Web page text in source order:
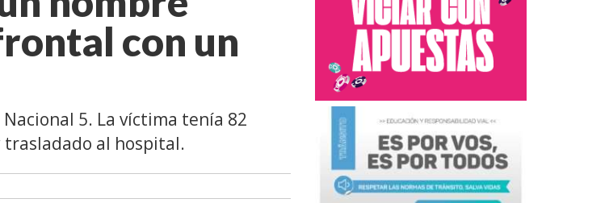
con un
5. La víctima tenía 82
trasladado al hospital.